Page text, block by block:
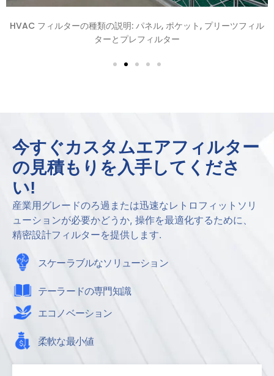
中国から HVAC フィルターを調達する方法: 東南アジアプロジェク
ト完全ガイド
今すぐカスタムエアフィルター
の見積もりを入手してくださ
い!
産業用グレードのろ過または迅速なレトロフィットソリ
ューションが必要かどうか, 操作を最適化するために、
精密設計フィルターを提供します.
スケーラブルなソリューション
テーラードの専門知識
エコノベーション
柔軟な最小値